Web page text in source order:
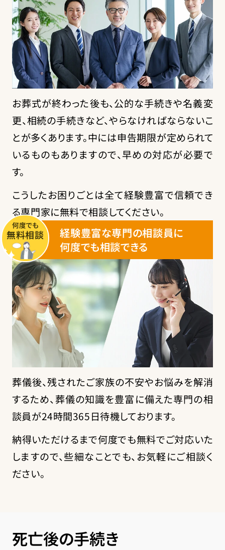
お葬式が終わった後も、公的な手続きや名義変
更、相続の手続きなど、やらなければならないこ
とが多くあります。中には申告期限が定められて
いるものもありますので、早めの対応が必要で
す。
こうしたお困りごとは全て経験豊富で信頼でき
る専門家に無料で相談してください。
何度でも
無料相談
経験豊富な専門の相談員に
何度でも相談できる
葬儀後、残されたご家族の不安やお悩みを解消
するため、葬儀の知識を豊富に備えた専門の相
談員が24時間365日待機しております。
納得いただけるまで何度でも無料でご対応いた
しますので、些細なことでも、お気軽にご相談く
ださい。
死亡後の手続き